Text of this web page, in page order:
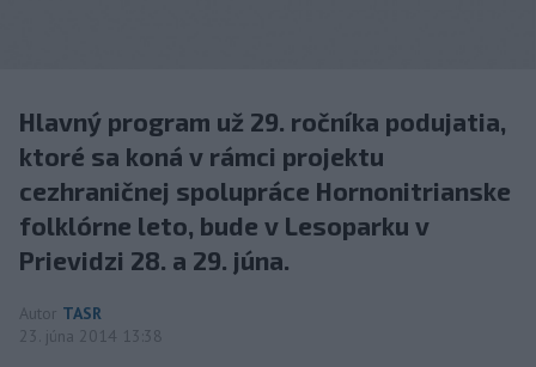
Hlavný program už 29. ročníka podujatia,
ktoré sa koná v rámci projektu
cezhraničnej spolupráce Hornonitrianske
folklórne leto, bude v Lesoparku v
Prievidzi 28. a 29. júna.
Autor TASR
23. júna 2014 13:38